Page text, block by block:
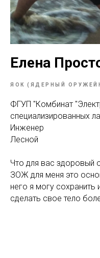
Елена
ЯОК (ЯДЕРНЫЙ
ФГУП "Комбинат
специализированных
Инженер
Лесной
Что для вас здоровый
ЗОЖ для меня это
него я могу
сделать свое тело